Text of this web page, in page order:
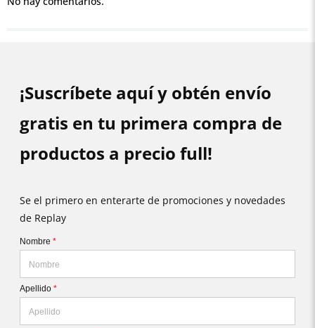
¡Suscríbete aquí y obtén envío
gratis en tu primera compra de
productos a precio full!
Se el primero en enterarte de promociones y novedades
de Replay
Nombre *
Apellido *